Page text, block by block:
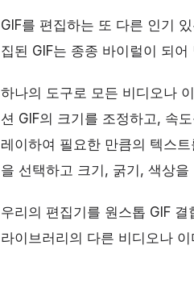
GIF를 편집하는 또 다른 인기
집된 GIF는 종종 바이럴이 되
하나의 도구로 모든 비디오나
션 GIF의 크기를 조정하고, 속
레이하여 필요한 만큼의 텍스
을 선택하고 크기, 굵기, 색상을
우리의 편집기를 원스톱 GIF
라이브러리의 다른 비디오나